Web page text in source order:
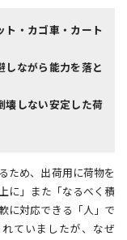
ト・カゴ車・カート
しながら能力を落と
壊しない安定した荷
ため、出荷用に荷物を
に」また「なるべく積
に対応できる「人」で
ていましたが、なぜ